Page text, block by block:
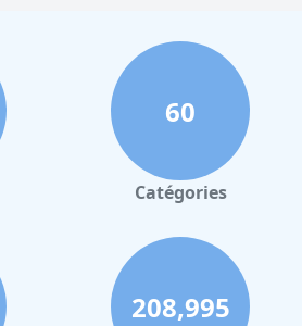
60
Catégories
208,995